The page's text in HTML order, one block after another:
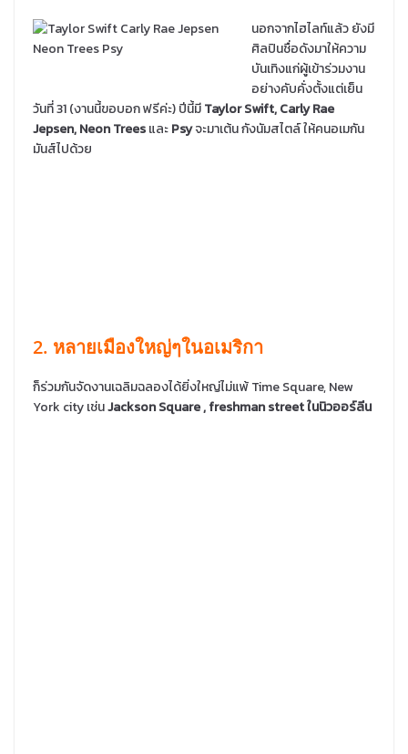
นอกจากไฮไลท์แล้ว ยังมี
ศิลปินชื่อดังมาให้ความ
บันเทิงแก่ผู้เข้าร่วมงาน
อย่างคับคั่งตั้งแต่เย็น
วันที่ 31 (งานนี้ขอบอก ฟรีค่ะ) ปีนี้มีTaylor Swift, Carly Rae
Jepsen, Neon TreesและPsyจะมาเต้น กังนัมสไตล์ ให้คนอเมกัน
มันส์ไปด้วย
2. หลายเมืองใหญ่ๆในอเมริกา
ก็ร่วมกันจัดงานเฉลิมฉลองได้ยิ่งใหญ่ไม่แพ้ Time Square, New
York city เช่นJackson Square , freshman street ในนิวออร์ลีน